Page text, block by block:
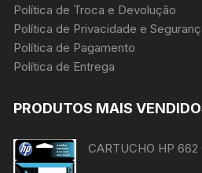
Política de Troca e Devolução
Política de Privacidade e
Política de Pagamento
Política de Entrega
PRODUTOS MAIS
CARTUCHO HP 662